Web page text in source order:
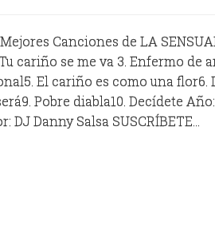
Canciones de LA
cariño se me va 3. Enfermo de
El cariño es como una flor6.
Pobre diabla10. Decídete
DJ Danny Salsa SUSCRÍBETE...